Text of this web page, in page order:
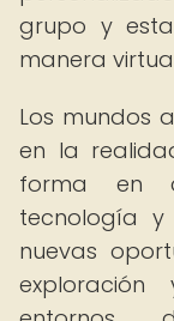
grupo y
manera
Los mundos
en la
forma en
tecnología y
nuevas